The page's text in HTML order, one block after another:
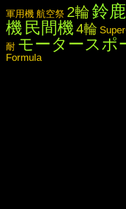
軍用機 航空祭 2輪鈴
機 民間機4輪
耐 モータースポ
Formula